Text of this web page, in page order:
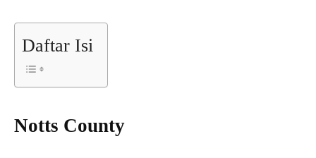
Daftar Isi
Notts County